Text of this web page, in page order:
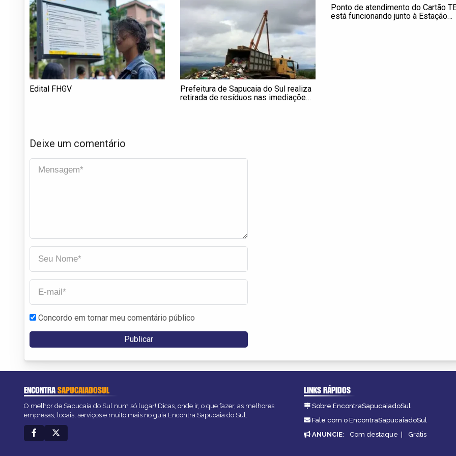
Edital FHGV
Prefeitura de Sapucaia do Sul realiza
retirada de resíduos nas imediações
Ponto de atendimento do Cartão
está funcionando junto à Estação
Deixe um comentário
Concordo em tornar meu comentário público
ENCONTRASAPUCAIADOSUL
O melhor de Sapucaia do Sul num só lugar! Dicas, onde ir, o que fazer, as melhores
empresas, locais, serviços e muito mais no guia Encontra Sapucaia do Sul.
LINKS RÁPIDOS
Sobre EncontraSapucaiadoSul
Fale com o EncontraSapucaiadoSul
ANUNCIE: Com destaque | Grátis